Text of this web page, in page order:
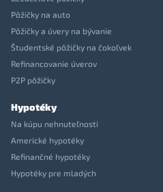
Pôžičky na auto
Pôžičky a úvery na bývanie
Študentské pôžičky na čokoľvek
Refinancovanie úverov
P2P pôžičky
Hypotéky
Na kúpu nehnuteľnosti
Americké hypotéky
Refinančné hypotéky
Hypotéky pre mladých